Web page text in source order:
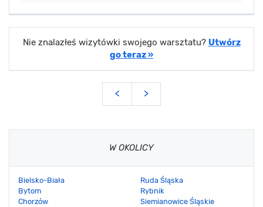
Nie znalazłeś wizytówki swojego warsztatu? Utwórz
go teraz »
< >
W OKOLICY
Bielsko-Biała
Bytom
Chorzów
Ruda Śląska
Rybnik
Siemianowice Śląskie